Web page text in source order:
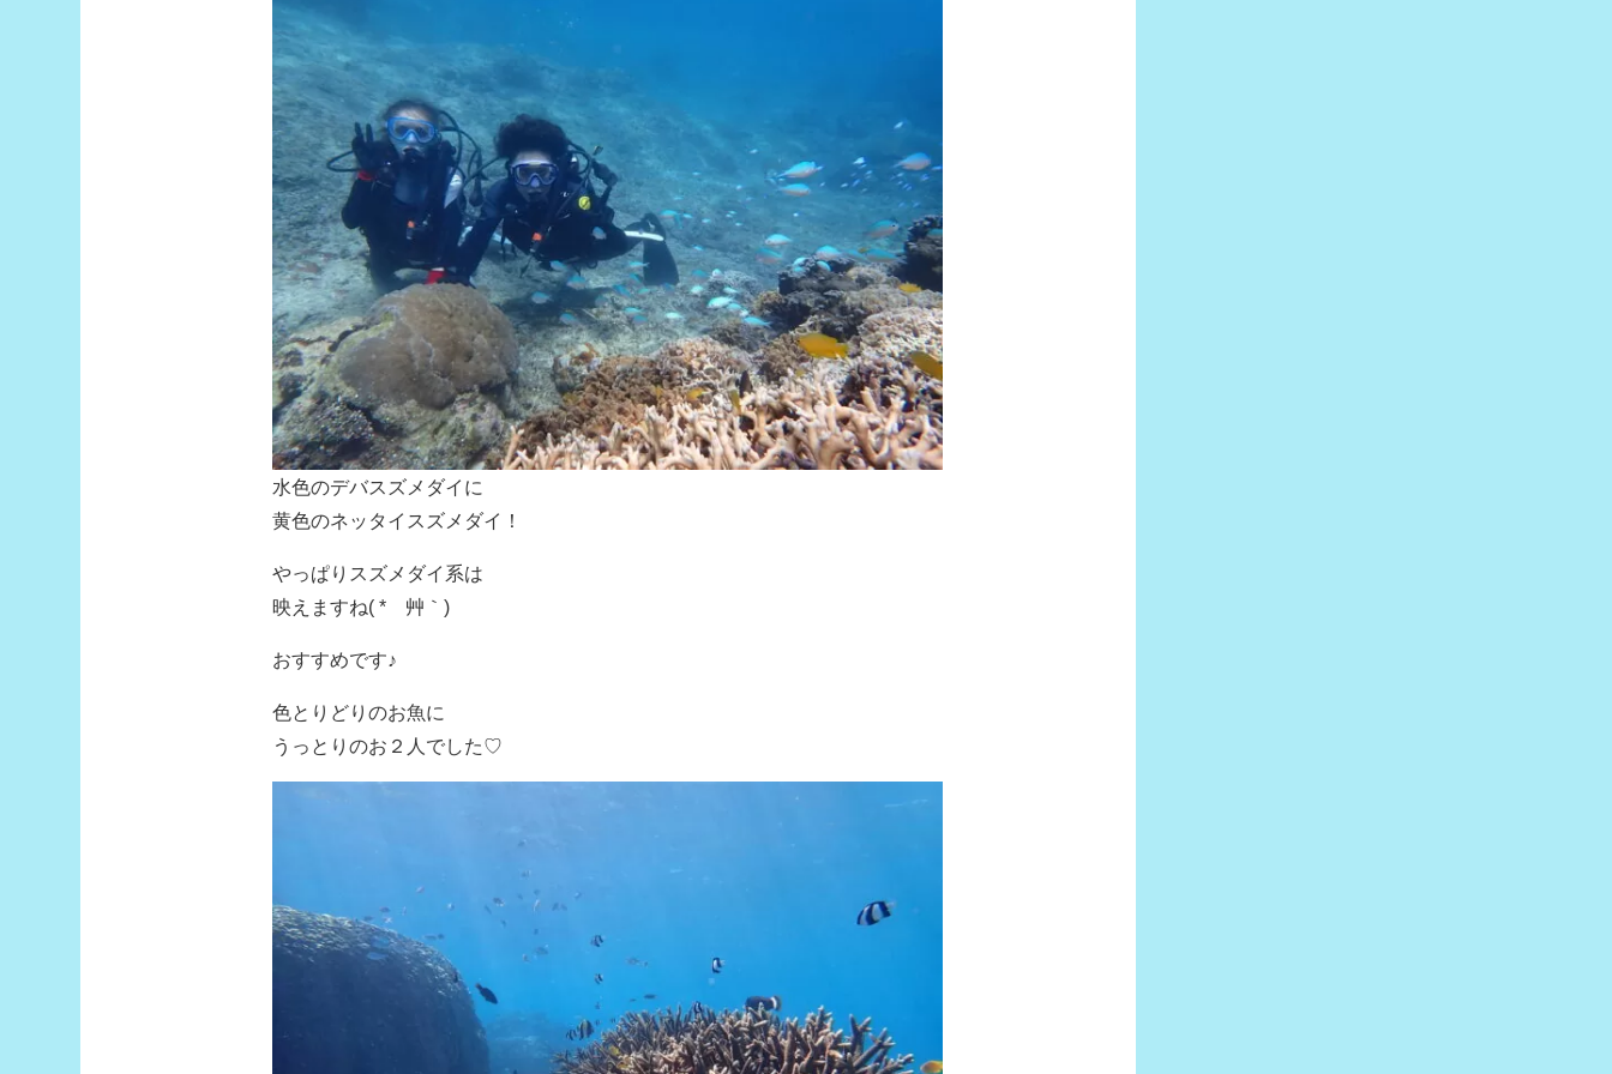
水色のデバスズメダイに
黄色のネッタイスズメダイ！
やっぱりスズメダイ系は
映えますね( *´艸｀)
おすすめです♪
色とりどりのお魚に
うっとりのお２人でした♡